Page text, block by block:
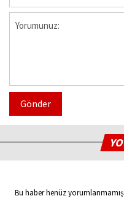
Gönder
Bu haber henüz